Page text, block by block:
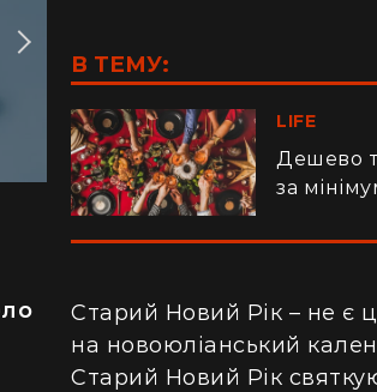
В ТЕМУ:
LIFE
Дешево
за
Старий Новий Рік – не є
на новоюліанський
Старий Новий Рік